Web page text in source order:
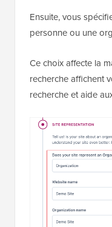
Ensuite, vous
personne ou une
Ce choix affecte la
recherche affichent
recherche et aide